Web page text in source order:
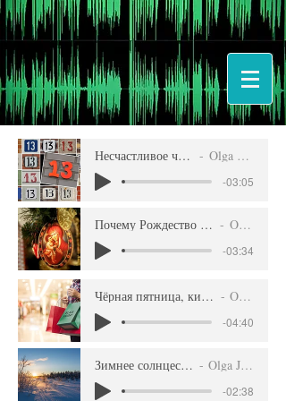
Несчастливое число 13 Olga Jarrell
-03:05
Почему Рождество 7 января_Olga Jarrell.m Olga Jarrell
-03:34
Чёрная пятница, киберпонедельник и день Olga Jarrell
-04:40
Зимнее солнцестояние Olga Jarrell
-02:38